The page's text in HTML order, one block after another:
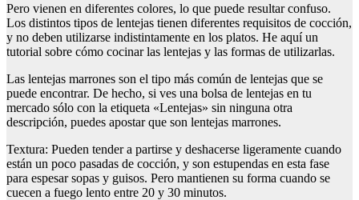
Pero vienen en diferentes colores, lo que puede resultar confuso.
Los distintos tipos de lentejas tienen diferentes requisitos de cocción,
y no deben utilizarse indistintamente en los platos. He aquí un
tutorial sobre cómo cocinar las lentejas y las formas de utilizarlas.
Las lentejas marrones son el tipo más común de lentejas que se
puede encontrar. De hecho, si ves una bolsa de lentejas en tu
mercado sólo con la etiqueta «Lentejas» sin ninguna otra
descripción, puedes apostar que son lentejas marrones.
Textura: Pueden tender a partirse y deshacerse ligeramente cuando
están un poco pasadas de cocción, y son estupendas en esta fase
para espesar sopas y guisos. Pero mantienen su forma cuando se
cuecen a fuego lento entre 20 y 30 minutos.